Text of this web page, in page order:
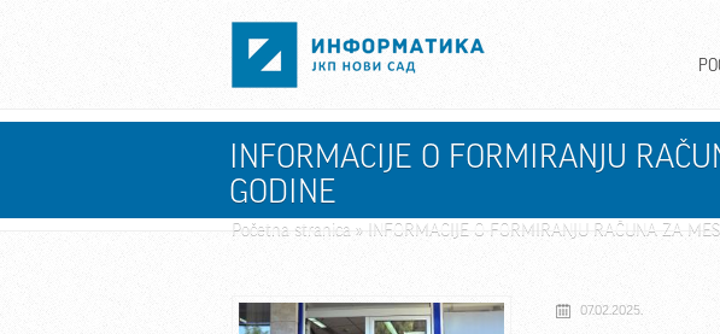
INFORMACIJE O FORMIRANJU
GODINE
Početna stranica » INFORMACIJE O FORMIRANJU RAČUNA ZA
07.02.2025.